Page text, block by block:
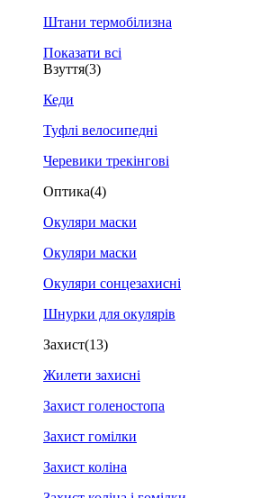
Штани термобілизна
Показати всі
Взуття(3)
Кеди
Туфлі велосипедні
Черевики трекінгові
Оптика(4)
Окуляри маски
Окуляри маски
Окуляри сонцезахисні
Шнурки для окулярів
Захист(13)
Жилети захисні
Захист голеностопа
Захист гомілки
Захист коліна